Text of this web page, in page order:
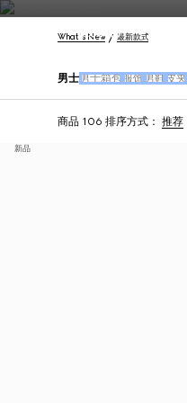
联系我们
What's New 最新款式
男士 男士箱包 服饰 男鞋 皮夹
商品 106 排序方式： 推荐
新品